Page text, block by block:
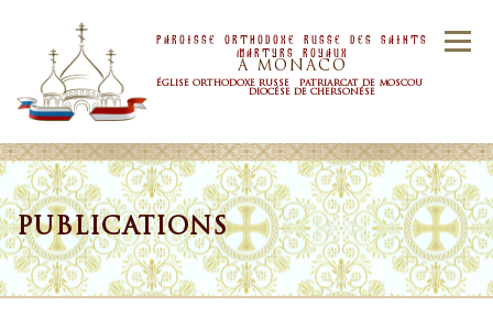
Menu
Paroisse Orthodoxe Russe Des Saints
Martyrs Royaux
À MONACO
ÉGLISE ORTHODOXE RUSSE PATRIARCAT DE MOSCOU
DIOCÉSE DE CHERSONÉSE
ACCUEIL PAROISSE NOUVELLES
HORAIRE SACREMENTS
PUBLICATIONS